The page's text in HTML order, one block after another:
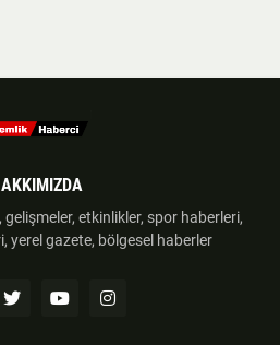
etkinlikler, spor haberleri,
yerel gazete, bölgesel haberler